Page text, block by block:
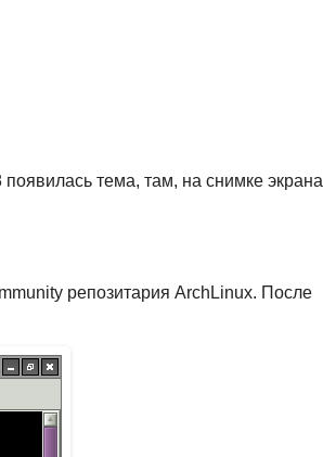
тема, там, на снимке экрана
репозитария ArchLinux. После